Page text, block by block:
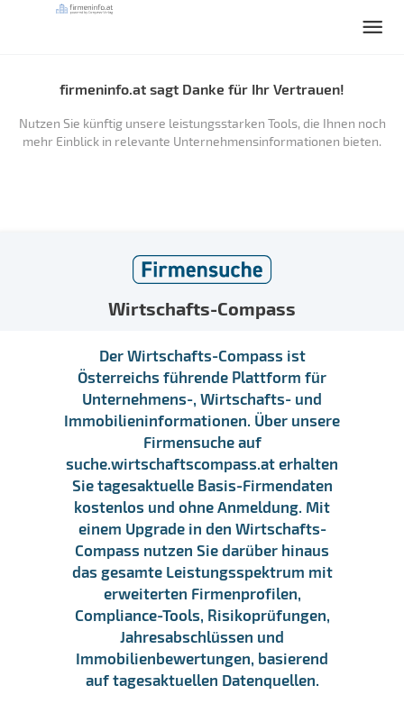
firmeninfo.at sagt Danke für Ihr Vertrauen!
Nutzen Sie künftig unsere leistungsstarken Tools, die Ihnen noch
mehr Einblick in relevante Unternehmensinformationen bieten.
Wirtschafts-Compass
Der Wirtschafts-Compass ist
Österreichs führende Plattform für
Unternehmens-, Wirtschafts- und
Immobilieninformationen. Über unsere
Firmensuche auf
suche.wirtschaftscompass.at erhalten
Sie tagesaktuelle Basis-Firmendaten
kostenlos und ohne Anmeldung. Mit
einem Upgrade in den Wirtschafts-
Compass nutzen Sie darüber hinaus
das gesamte Leistungsspektrum mit
erweiterten Firmenprofilen,
Compliance-Tools, Risikoprüfungen,
Jahresabschlüssen und
Immobilienbewertungen, basierend
auf tagesaktuellen Datenquellen.